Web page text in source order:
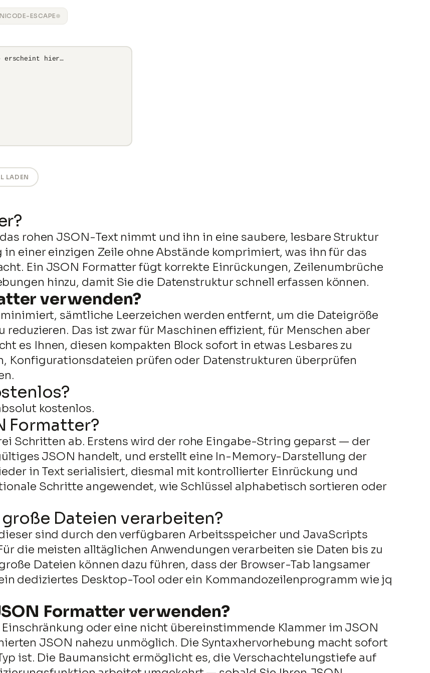
ESCAPE
erscheint hier…
LADEN
rohen JSON-Text nimmt und ihn in eine saubere, lesbare Struktur
einer einzigen Zeile ohne Abstände komprimiert, was ihn für das
Ein JSON Formatter fügt korrekte Einrückungen, Zeilenumbrüche
hinzu, damit Sie die Datenstruktur schnell erfassen können.
verwenden?
sämtliche Leerzeichen werden entfernt, um die Dateigröße
reduzieren. Das ist zwar für Maschinen effizient, für Menschen aber
es Ihnen, diesen kompakten Block sofort in etwas Lesbares zu
Konfigurationsdateien prüfen oder Datenstrukturen überprüfen
kostenlos.
Formatter?
Schritten ab. Erstens wird der rohe Eingabe-String geparst — der
JSON handelt, und erstellt eine In-Memory-Darstellung der
in Text serialisiert, diesmal mit kontrollierter Einrückung und
Schritte angewendet, wie Schlüssel alphabetisch sortieren oder
Dateien verarbeiten?
sind durch den verfügbaren Arbeitsspeicher und JavaScripts
die meisten alltäglichen Anwendungen verarbeiten sie Daten bis zu
Dateien können dazu führen, dass der Browser-Tab langsamer
dediziertes Desktop-Tool oder ein Kommandozeilenprogramm wie jq
Formatter verwenden?
oder eine nicht übereinstimmende Klammer im JSON
JSON nahezu unmöglich. Die Syntaxhervorhebung macht sofort
ist. Die Baumansicht ermöglicht es, die Verschachtelungstiefe auf